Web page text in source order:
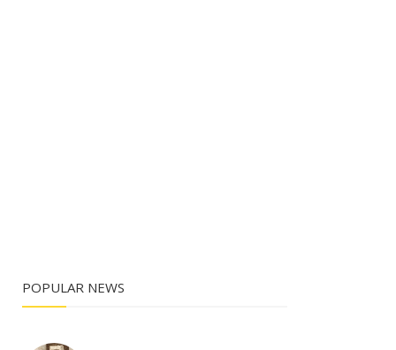
POPULAR NEWS